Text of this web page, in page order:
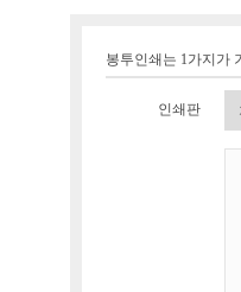
봉투인쇄는 1가지가
인쇄판